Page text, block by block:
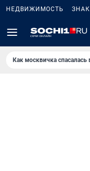
НЕДВИЖИМОСТЬ
Как москвичка